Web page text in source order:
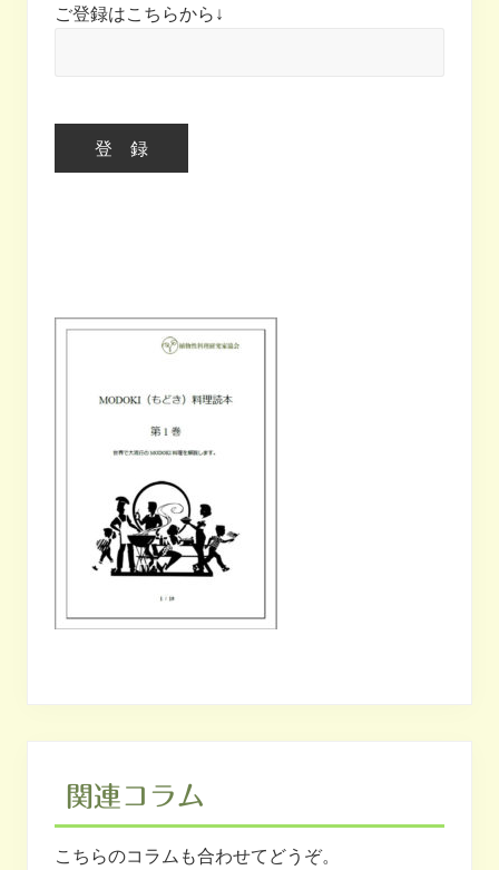
ご登録はこちらから↓
関連コラム
こちらのコラムも合わせてどうぞ。